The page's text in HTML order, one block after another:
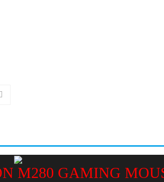
M280 GAMING